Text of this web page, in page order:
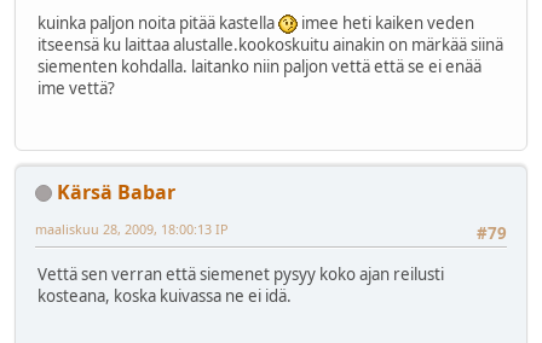
kuinka paljon noita pitää kastella
imee heti kaiken veden
itseensä ku laittaa alustalle.kookoskuitu ainakin on märkää siinä
siementen kohdalla. laitanko niin paljon vettä että se ei enää
ime vettä?
Kärsä Babar
#79
maaliskuu 28, 2009, 18:00:13 IP
Vettä sen verran että siemenet pysyy koko ajan reilusti
kosteana, koska kuivassa ne ei idä.